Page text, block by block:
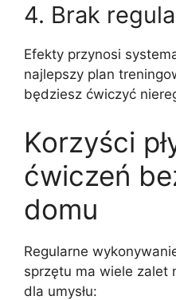
4. Brak
Efekty przynosi
najlepszy plan
będziesz ćwiczyć
Korzyści
ćwiczeń
domu
Regularne
sprzętu ma wiele zalet
dla umysłu: